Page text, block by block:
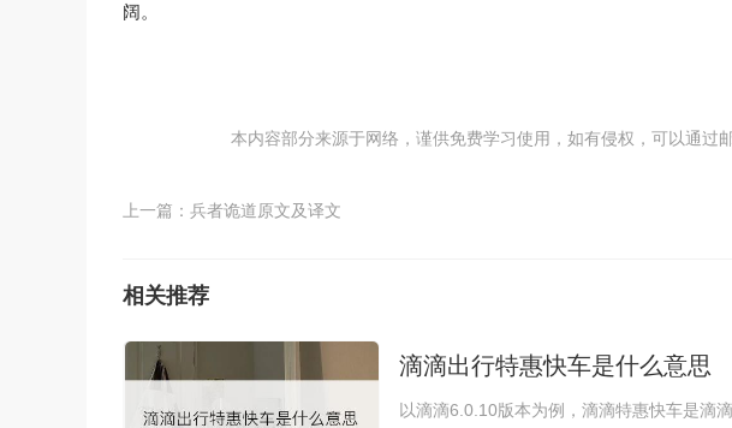
阔。
本内容部分来源于网络，谨供免费学习使用，如有侵权，可以通过
上一篇： 兵者诡道原文及译文
相关推荐
滴滴出行特惠快车是什么意思
以滴滴6.0.10版本为例，滴滴特惠快车是滴